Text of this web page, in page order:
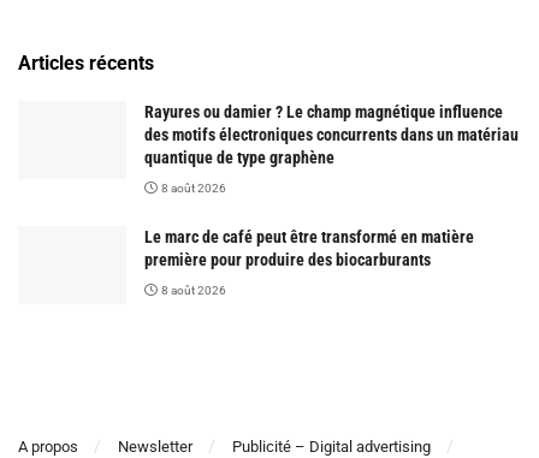
Articles récents
Rayures ou damier ? Le champ magnétique influence
des motifs électroniques concurrents dans un matériau
quantique de type graphène
8 août 2026
Le marc de café peut être transformé en matière
première pour produire des biocarburants
8 août 2026
A propos Newsletter Publicité – Digital advertising